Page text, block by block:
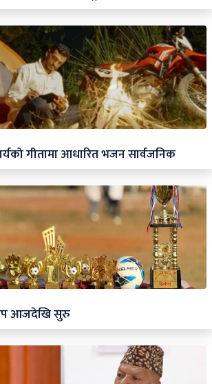
गीतामा आधारित भजन सार्वजनिक
कप आजदेखि सुरु